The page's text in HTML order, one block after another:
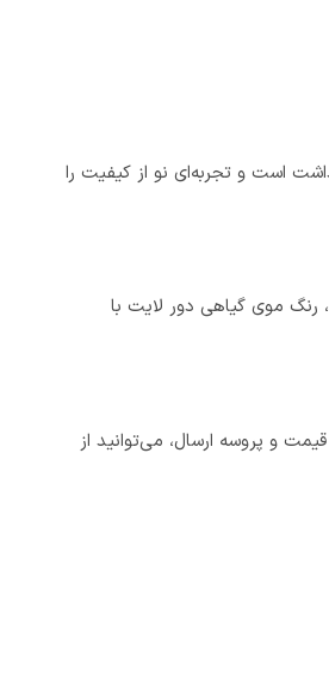
است و تجربه‌ای نو از کیفیت را
رنگ موی گیاهی دور لایت با
و پروسه ارسال، می‌توانید از